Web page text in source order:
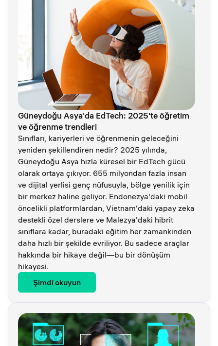
Güneydoğu Asya'da EdTech: 2025'te öğretim
ve öğrenme trendleri
Sınıfları, kariyerleri ve öğrenmenin geleceğini
yeniden şekillendiren nedir? 2025 yılında,
Güneydoğu Asya hızla küresel bir EdTech gücü
olarak ortaya çıkıyor. 655 milyondan fazla insan
ve dijital yerlisi genç nüfusuyla, bölge yenilik için
bir merkez haline geliyor. Endonezya'daki mobil
öncelikli platformlardan, Vietnam'daki yapay zeka
destekli özel derslere ve Malezya'daki hibrit
sınıflara kadar, buradaki eğitim her zamankinden
daha hızlı bir şekilde evriliyor. Bu sadece araçlar
hakkında bir hikaye değil—bu bir dönüşüm
hikayesi.
Şimdi okuyun